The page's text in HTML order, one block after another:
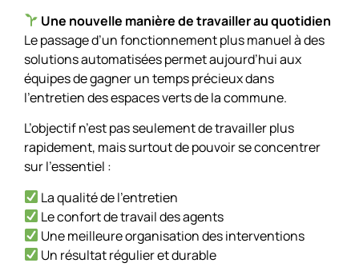
Une nouvelle manière de travailler au quotidien
Le passage d’un fonctionnement plus manuel à des
solutions automatisées permet aujourd’hui aux
équipes de gagner un temps précieux dans
l’entretien des espaces verts de la commune.
L’objectif n’est pas seulement de travailler plus
rapidement, mais surtout de pouvoir se concentrer
sur l’essentiel :
La qualité de l’entretien
Le confort de travail des agents
Une meilleure organisation des interventions
Un résultat régulier et durable